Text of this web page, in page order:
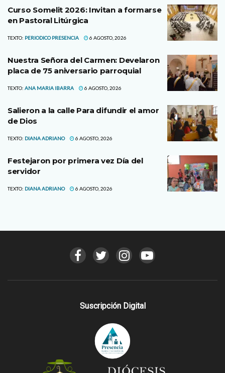
Curso Somelit 2026: Invitan a formarse
en Pastoral Litúrgica
TEXTO: PERIODICO PRESENCIA 6 AGOSTO, 2026
Nuestra Señora del Carmen: Develaron
placa de 75 aniversario parroquial
TEXTO: ANA MARIA IBARRA 6 AGOSTO, 2026
Salieron a la calle Para difundir el amor
de Dios
TEXTO: DIANA ADRIANO 6 AGOSTO, 2026
Festejaron por primera vez Día del
servidor
TEXTO: DIANA ADRIANO 6 AGOSTO, 2026
Suscripción Digital